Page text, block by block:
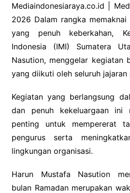
c
e
b
o
o
k
e
dI
n
at
s
A
p
p
Mediaindonesiaraya.co.id |
2026 Dalam rangka memaknai
yang penuh keberkahan,
Indonesia (IMI) Sumatera
Nasution, menggelar kegiatan
yang diikuti oleh seluruh jajaran
Kegiatan yang berlangsung
dan penuh kekeluargaan ini
penting untuk mempererat
pengurus serta
lingkungan organisasi.
Harun Mustafa Nasution
bulan Ramadan merupakan